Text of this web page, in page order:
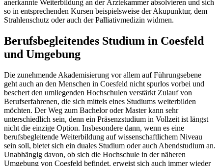
anerkannte Weiterbildung an der Ärztekammer absolvieren und sich
so in entsprechenden Kursen beispielsweise der Akupunktur, dem
Strahlenschutz oder auch der Palliativmedizin widmen.
Berufsbegleitendes Studium in Coesfeld
und Umgebung
Die zunehmende Akademisierung vor allem auf Führungsebene
geht auch an den Menschen in Coesfeld nicht spurlos vorbei und
beschert den umliegenden Hochschulen verstärkt Zulauf von
Berufserfahrenen, die sich mittels eines Studiums weiterbilden
möchten. Der Weg zum Bachelor oder Master kann sehr
unterschiedlich sein, denn ein Präsenzstudium in Vollzeit ist längst
nicht die einzige Option. Insbesondere dann, wenn es eine
berufsbegleitende Weiterbildung auf wissenschaftlichem Niveau
sein soll, bietet sich ein duales Studium oder auch Abendstudium an.
Unabhängig davon, ob sich die Hochschule in der näheren
Umgebung von Coesfeld befindet, erweist sich auch immer wieder